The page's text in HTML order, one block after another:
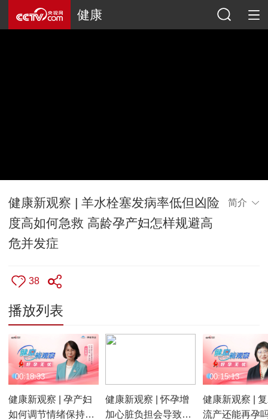
健康
健康新观察 | 羊水栓塞发病率低但凶险
度高如何急救 高龄孕产妇怎样规避高
危并发症
简介
38
播放列表
健康新观察 | 孕产妇
如何调节情绪保持心
00:18:33
健康新观察 | 怀孕增
加心脏负担会导致妊
健康新观察 |
流产还能再孕
00:15:13